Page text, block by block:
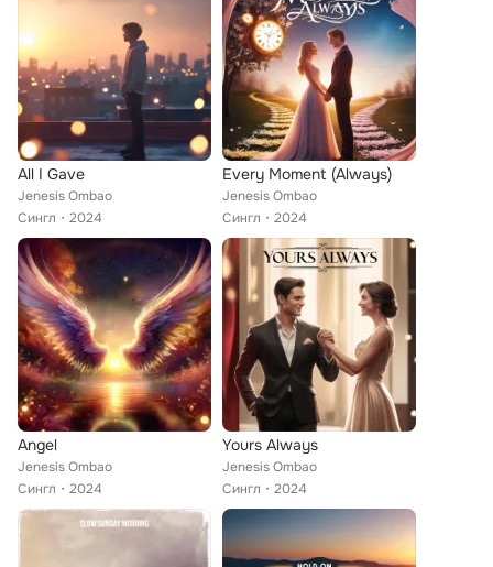
All I Gave
Jenesis Ombao
Сингл
2024
Every Moment (Always)
Jenesis Ombao
Сингл
2024
Angel
Jenesis Ombao
Сингл
2024
Yours Always
Jenesis Ombao
Сингл
2024